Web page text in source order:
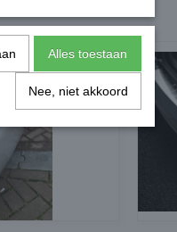
Alles toestaan
Nee, niet akkoord